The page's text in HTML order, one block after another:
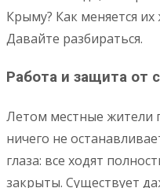
Крыму? Как меняется
Давайте разбираться.
Работа и защита от
Летом местные
ничего не
глаза: все ходят
закрыты. Существует